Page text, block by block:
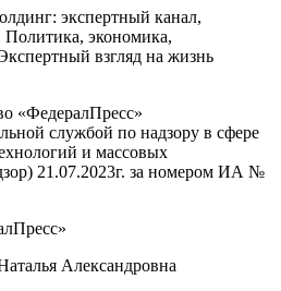
экспертный канал,
экономика,
взгляд на жизнь
«ФедералПресс»
службой по надзору в сфере
и массовых
21.07.2023г. за номером ИА №
Александровна